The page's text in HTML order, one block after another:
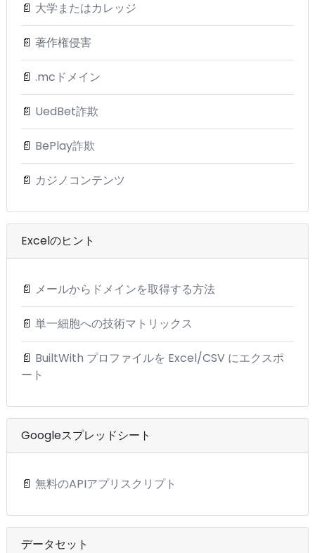
📄 大学またはカレッジ
📄 著作権侵害
📄 .mcドメイン
📄 UedBet詐欺
📄 BePlay詐欺
📄 カジノコンテンツ
Excelのヒント
📄 メールからドメインを取得する方法
📄 単一細胞への技術マトリックス
📄 BuiltWith プロファイルを Excel/CSV にエクスポ
ート
Googleスプレッドシート
📄 無料のAPIアプリスクリプト
データセット